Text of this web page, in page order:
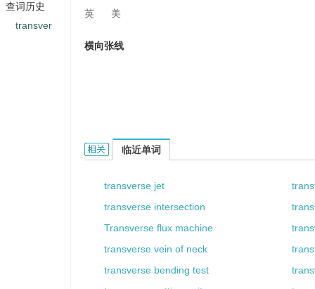
英 美
横向张线
transverse wire的相关资料：
临近单词
transverse jet
transverse intersection
Transverse flux machine
transverse vein of neck
transverse bending test
查词历史
transver